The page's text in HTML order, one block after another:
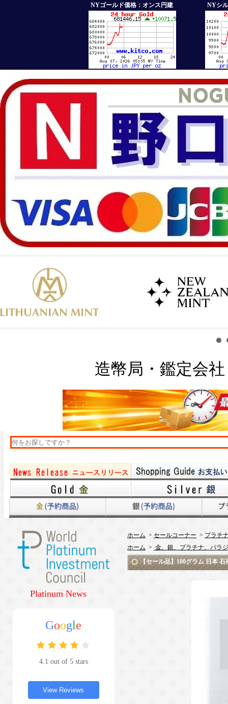
NYゴールド価格：オンス円建 NYシ
造幣局・鑑定会
Platinum News
Google
4.1 out of 5 stars
View Reviews
ホーム > セールコーナー > プラチ
ホーム > 金、銀、プラチナ、パラ
【セール品】100グラム 日本